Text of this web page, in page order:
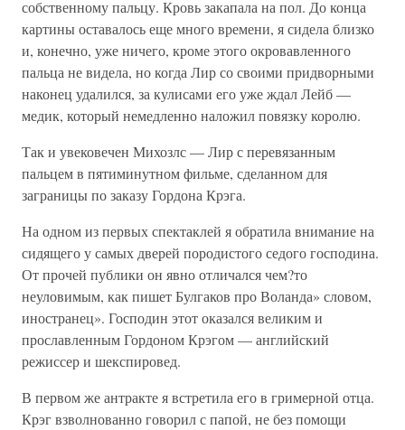
собственному пальцу. Кровь закапала на пол. До конца
картины оставалось еще много времени, я сидела близко
и, конечно, уже ничего, кроме этого окровавленного
пальца не видела, но когда Лир со своими придворными
наконец удалился, за кулисами его уже ждал Лейб —
медик, который немедленно наложил повязку королю.
Так и увековечен Михозлс — Лир с перевязанным
пальцем в пятиминутном фильме, сделанном для
заграницы по заказу Гордона Крэга.
На одном из первых спектаклей я обратила внимание на
сидящего у самых дверей породистого седого господина.
От прочей публики он явно отличался чем?то
неуловимым, как пишет Булгаков про Воланда» словом,
иностранец». Господин этот оказался великим и
прославленным Гордоном Крэгом — английский
режиссер и шекспировед.
В первом же антракте я встретила его в гримерной отца.
Крэг взволнованно говорил с папой, не без помощи